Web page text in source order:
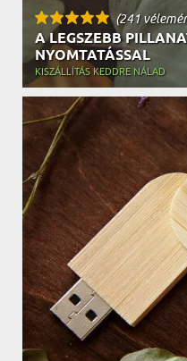
(241
A LEGSZEBB
NYOMTATÁSSAL
KISZÁLLÍTÁS KEDDRE NÁLAD